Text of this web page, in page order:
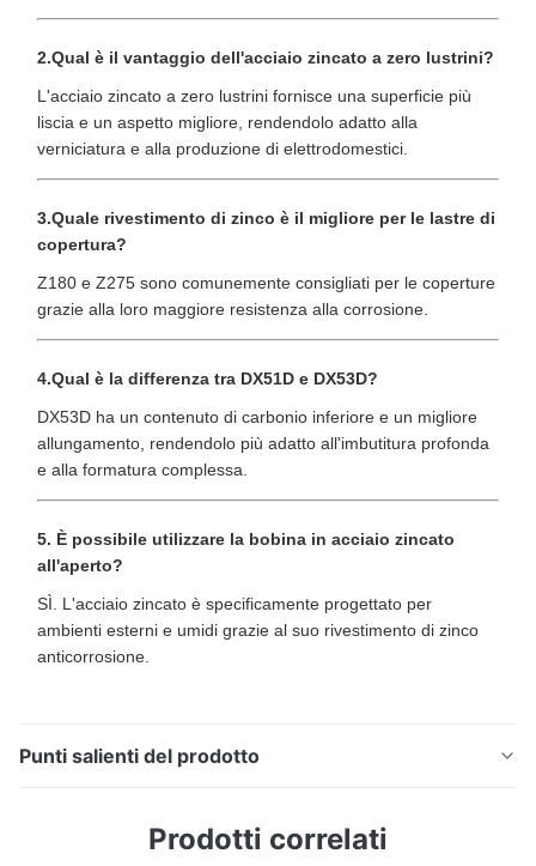
2.Qual è il vantaggio dell'acciaio zincato a zero lustrini?
L'acciaio zincato a zero lustrini fornisce una superficie più
liscia e un aspetto migliore, rendendolo adatto alla
verniciatura e alla produzione di elettrodomestici.
3.Quale rivestimento di zinco è il migliore per le lastre di
copertura?
Z180 e Z275 sono comunemente consigliati per le coperture
grazie alla loro maggiore resistenza alla corrosione.
4.Qual è la differenza tra DX51D e DX53D?
DX53D ha un contenuto di carbonio inferiore e un migliore
allungamento, rendendolo più adatto all'imbutitura profonda
e alla formatura complessa.
5. È possibile utilizzare la bobina in acciaio zincato
all'aperto?
SÌ. L'acciaio zincato è specificamente progettato per
ambienti esterni e umidi grazie al suo rivestimento di zinco
anticorrosione.
Punti salienti del prodotto
HVAC e strutture in acciaio Panoramica del prodotto
Prodotti correlati